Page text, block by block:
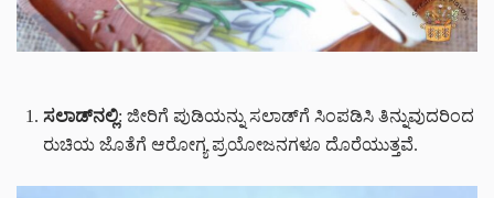
ಸಲಾಡ್‌ನಲ್ಲಿ: ಜೀರಿಗೆ ಪುಡಿಯನ್ನು ಸಲಾಡ್‌ಗೆ ಸಿಂಪಡಿಸಿ ತಿನ್ನುವುದರಿಂದ
ರುಚಿಯ ಜೊತೆಗೆ ಆರೋಗ್ಯ ಪ್ರಯೋಜನಗಳೂ ದೊರೆಯುತ್ತವೆ.